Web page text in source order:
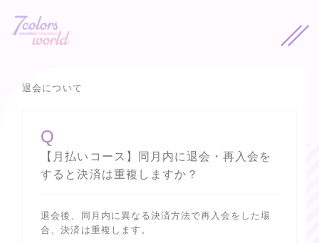
退会について
Q
【月払いコース】同月内に退会・再入会を
すると決済は重複しますか？
退会後、同月内に異なる決済方法で再入会をした場
合、決済は重複します。